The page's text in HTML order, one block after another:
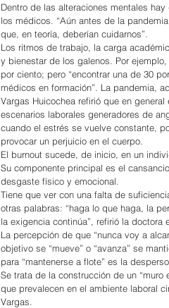
Dentro de las alteraciones mentales
los médicos. “Aún antes de la
que, en teoría, deberían cuidarnos”.
Los ritmos de trabajo, la carga
y bienestar de los galenos. Por
por ciento; pero “encontrar una de 30
médicos en formación”. La pandemia,
Vargas Huicochea refirió que en
escenarios laborales generadores de
cuando el estrés se vuelve constante,
provocar un perjuicio en el cuerpo.
El burnout sucede, de inicio, en un
Su componente principal es el
desgaste físico y emocional.
Tiene que ver con una falta de
otras palabras: “haga lo que haga, la
la exigencia continúa”, refirió la doctora
La percepción de que “nunca voy a
objetivo se “mueve” o “avanza” se
para “mantenerse a flote” es la
Se trata de la construcción de un
que prevalecen en el ambiente laboral
Vargas.